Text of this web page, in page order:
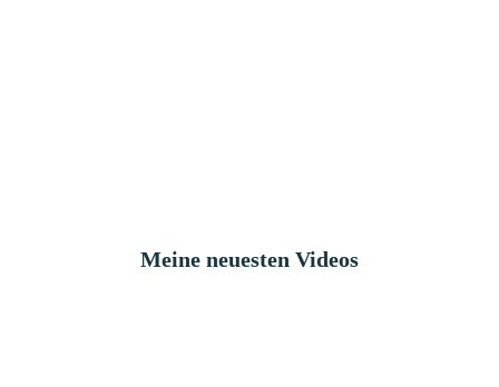
Meine neuesten Videos